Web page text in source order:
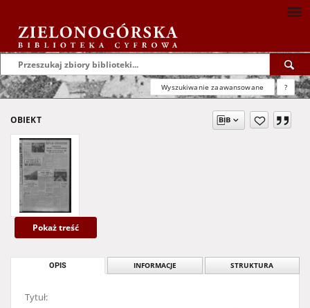
Wyszukiwanie zaawansowane ?
OBIEKT
Pokaż treść
OPIS INFORMACJE STRUKTURA
Tytuł: